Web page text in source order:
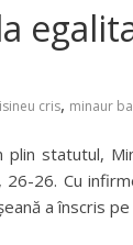
cris, minaur
statutul,
26. Cu
a înscris